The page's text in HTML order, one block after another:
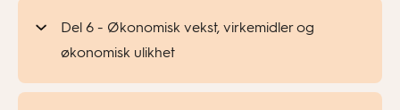
Del 6 - Økonomisk vekst, virkemidler og
økonomisk ulikhet